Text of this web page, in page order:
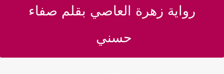
رواية زهرة العاصي بقلم صفاء
حسني